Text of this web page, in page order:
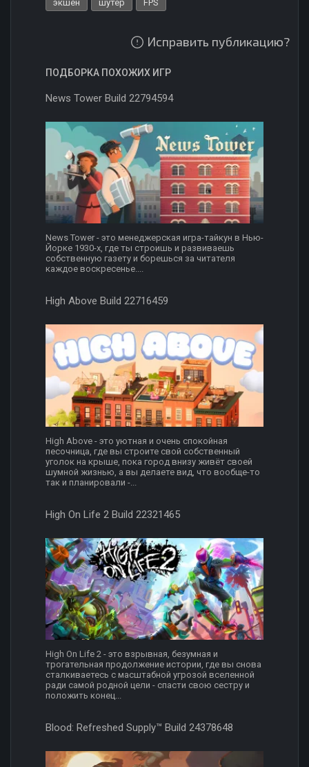
экшен шутер FPS
Исправить публикацию?
ПОДБОРКА ПОХОЖИХ ИГР
News Tower Build 22794594
News Tower - это менеджерская игра-тайкун в Нью-
Йорке 1930-х, где ты строишь и развиваешь
собственную газету и борешься за читателя
каждое воскресенье....
High Above Build 22716459
High Above - это уютная и очень спокойная
песочница, где вы строите свой собственный
уголок на крыше, пока город внизу живёт своей
шумной жизнью, а вы делаете вид, что вообще-то
так и планировали -...
High On Life 2 Build 22321465
High On Life 2 - это взрывная, безумная и
трогательная продолжение истории, где вы снова
сталкиваетесь с масштабной угрозой вселенной
ради самой родной цели - спасти свою сестру и
положить конец...
Blood: Refreshed Supply™ Build 24378648